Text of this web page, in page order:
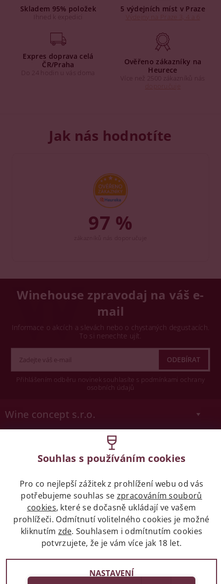
Skladem 95% položek
Ihned k expedici
5 výdejních míst v Praze
Expres doprava celá
ČR/Praha
Do 24 hodin u vás doma
Ověřeno zákazníky na
Heurece
Více než 2500 zákazníků nás
Jak nás hodnotíte
97 %
Winehouse zpravodaj na váš e-
mail
Informace o akcích a slevách nebo o chystaných degustacích.
To si nenechte ujít.
Přihlášením odběru novinek souhlasíte s podmínkami ochrany
osobních údajů
Wine concept s.r.o.
Zákaz prodeje alkoholických nápojů osobám
Naše služby
Vše o nákupu
2017 - 2026 © winehouse.cz, všechna práva vyhrazena
Souhlas s používáním cookies
Pro co nejlepší zážitek z prohlížení webu od vás
potřebujeme souhlas se zpracováním souborů
cookies, které se dočasně ukládají ve vašem
prohlížeči. Odmítnutí volitelného cookies je možné
kliknutím zde. Souhlasem i odmítnutím cookies
potvrzujete, že je vám více jak 18 let.
NASTAVENÍ